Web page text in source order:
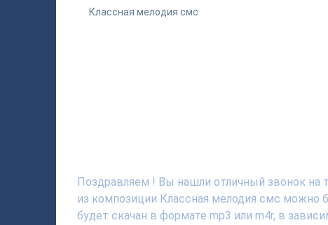
Классная мелодия смс
Поздравляем ! Вы нашли отличный звонок на
из композиции Классная мелодия смс можно
будет скачан в формате mp3 или m4r, в